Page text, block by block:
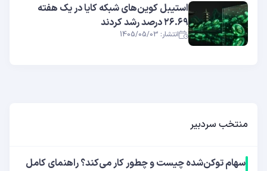
استیبل کوین‌های شبکه کایا در یک هفته
۲۶.۶۹ درصد رشد کردند
انتشار: 1405/05/03
منتخب سردبیر
سهام توکن‌شده چیست و چطور کار می‌کند؟ راهنمای کامل